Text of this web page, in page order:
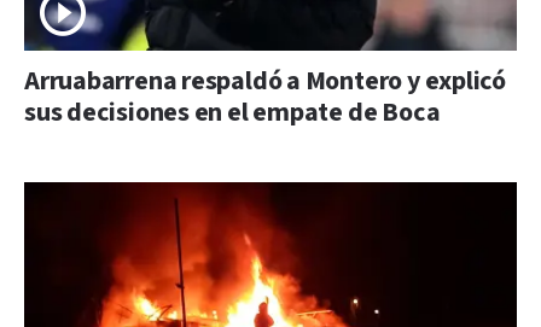
Arruabarrena respaldó a Montero y explicó
sus decisiones en el empate de Boca